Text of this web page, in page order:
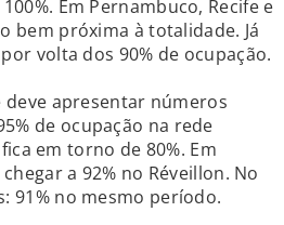
Em Pernambuco, Recife e
bem próxima à totalidade. Já
volta dos 90% de ocupação.
apresentar números
de ocupação na rede
em torno de 80%. Em
a 92% no Réveillon. No
91% no mesmo período.